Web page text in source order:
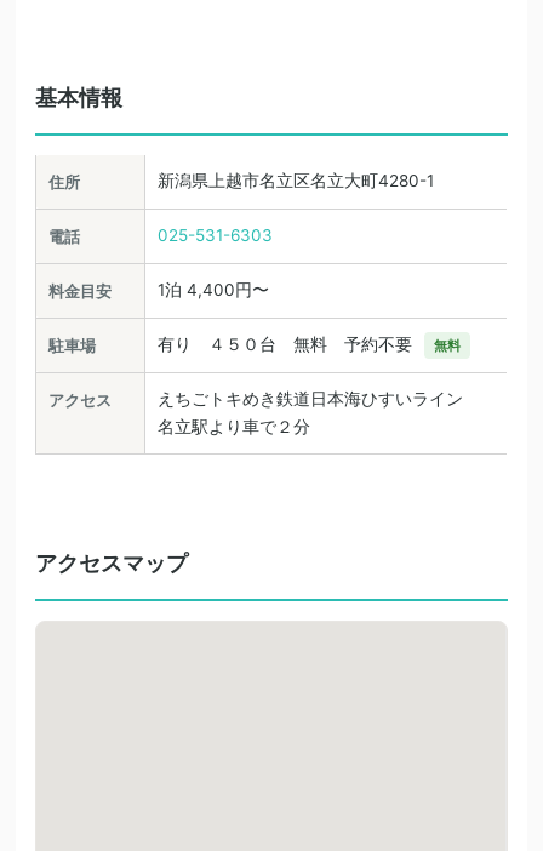
基本情報
住所 新潟県上越市名立区名立大町4280-1
電話 025-531-6303
料金目安 1泊 4,400円〜
駐車場 有り ４５０台 無料 予約不要 無料
アクセス
えちごトキめき鉄道日本海ひすいライン
名立駅より車で２分
アクセスマップ